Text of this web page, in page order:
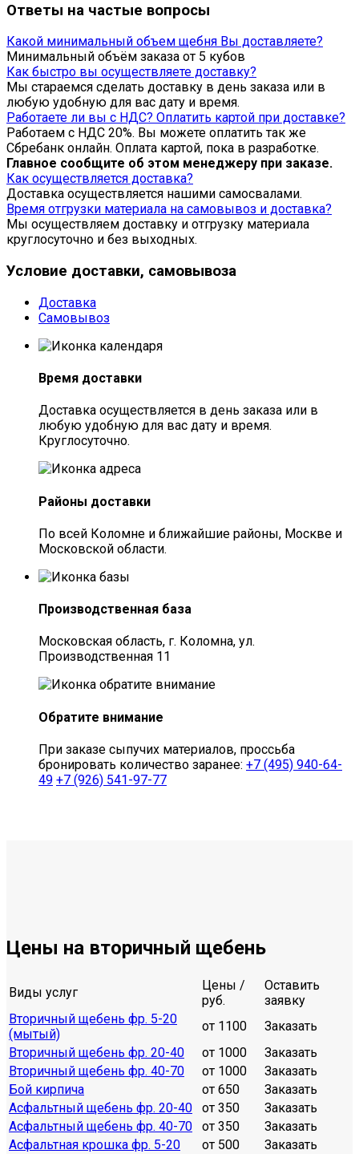
Ответы на частые вопросы
Какой минимальный объем щебня Вы доставляете?
Минимальный объём заказа от 5 кубов
Как быстро вы осуществляете доставку?
Мы стараемся сделать доставку в день заказа или в
любую удобную для вас дату и время.
Работаете ли вы с НДС? Оплатить картой при доставке?
Работаем с НДС 20%. Вы можете оплатить так же
Сбребанк онлайн. Оплата картой, пока в разработке.
Главное сообщите об этом менеджеру при заказе.
Как осуществляется доставка?
Доставка осуществляется нашими самосвалами.
Время отгрузки материала на самовывоз и доставка?
Мы осуществляем доставку и отгрузку материала
круглосуточно и без выходных.
Условие доставки, самовывоза
Доставка
Самовывоз
Время доставки
Доставка осуществляется в день заказа или в
любую удобную для вас дату и время.
Круглосуточно.
Районы доставки
По всей Коломне и ближайшие районы, Москве и
Московской области.
Производственная база
Московская область, г. Коломна, ул.
Производственная 11
Обратите внимание
При заказе сыпучих материалов, проссьба
бронировать количество заранее: +7 (495) 940-64-
49 +7 (926) 541-97-77
Цены на вторичный щебень
Виды услуг
Цены /
руб.
Оставить
заявку
Вторичный щебень фр. 5-20
(мытый)
от 1100
Заказать
Вторичный щебень фр. 20-40
от 1000
Заказать
Вторичный щебень фр. 40-70
от 1000
Заказать
Бой кирпича
от 650
Заказать
Асфальтный щебень фр. 20-40
от 350
Заказать
Асфальтный щебень фр. 40-70
от 350
Заказать
Асфальтная крошка фр. 5-20
от 500
Заказать